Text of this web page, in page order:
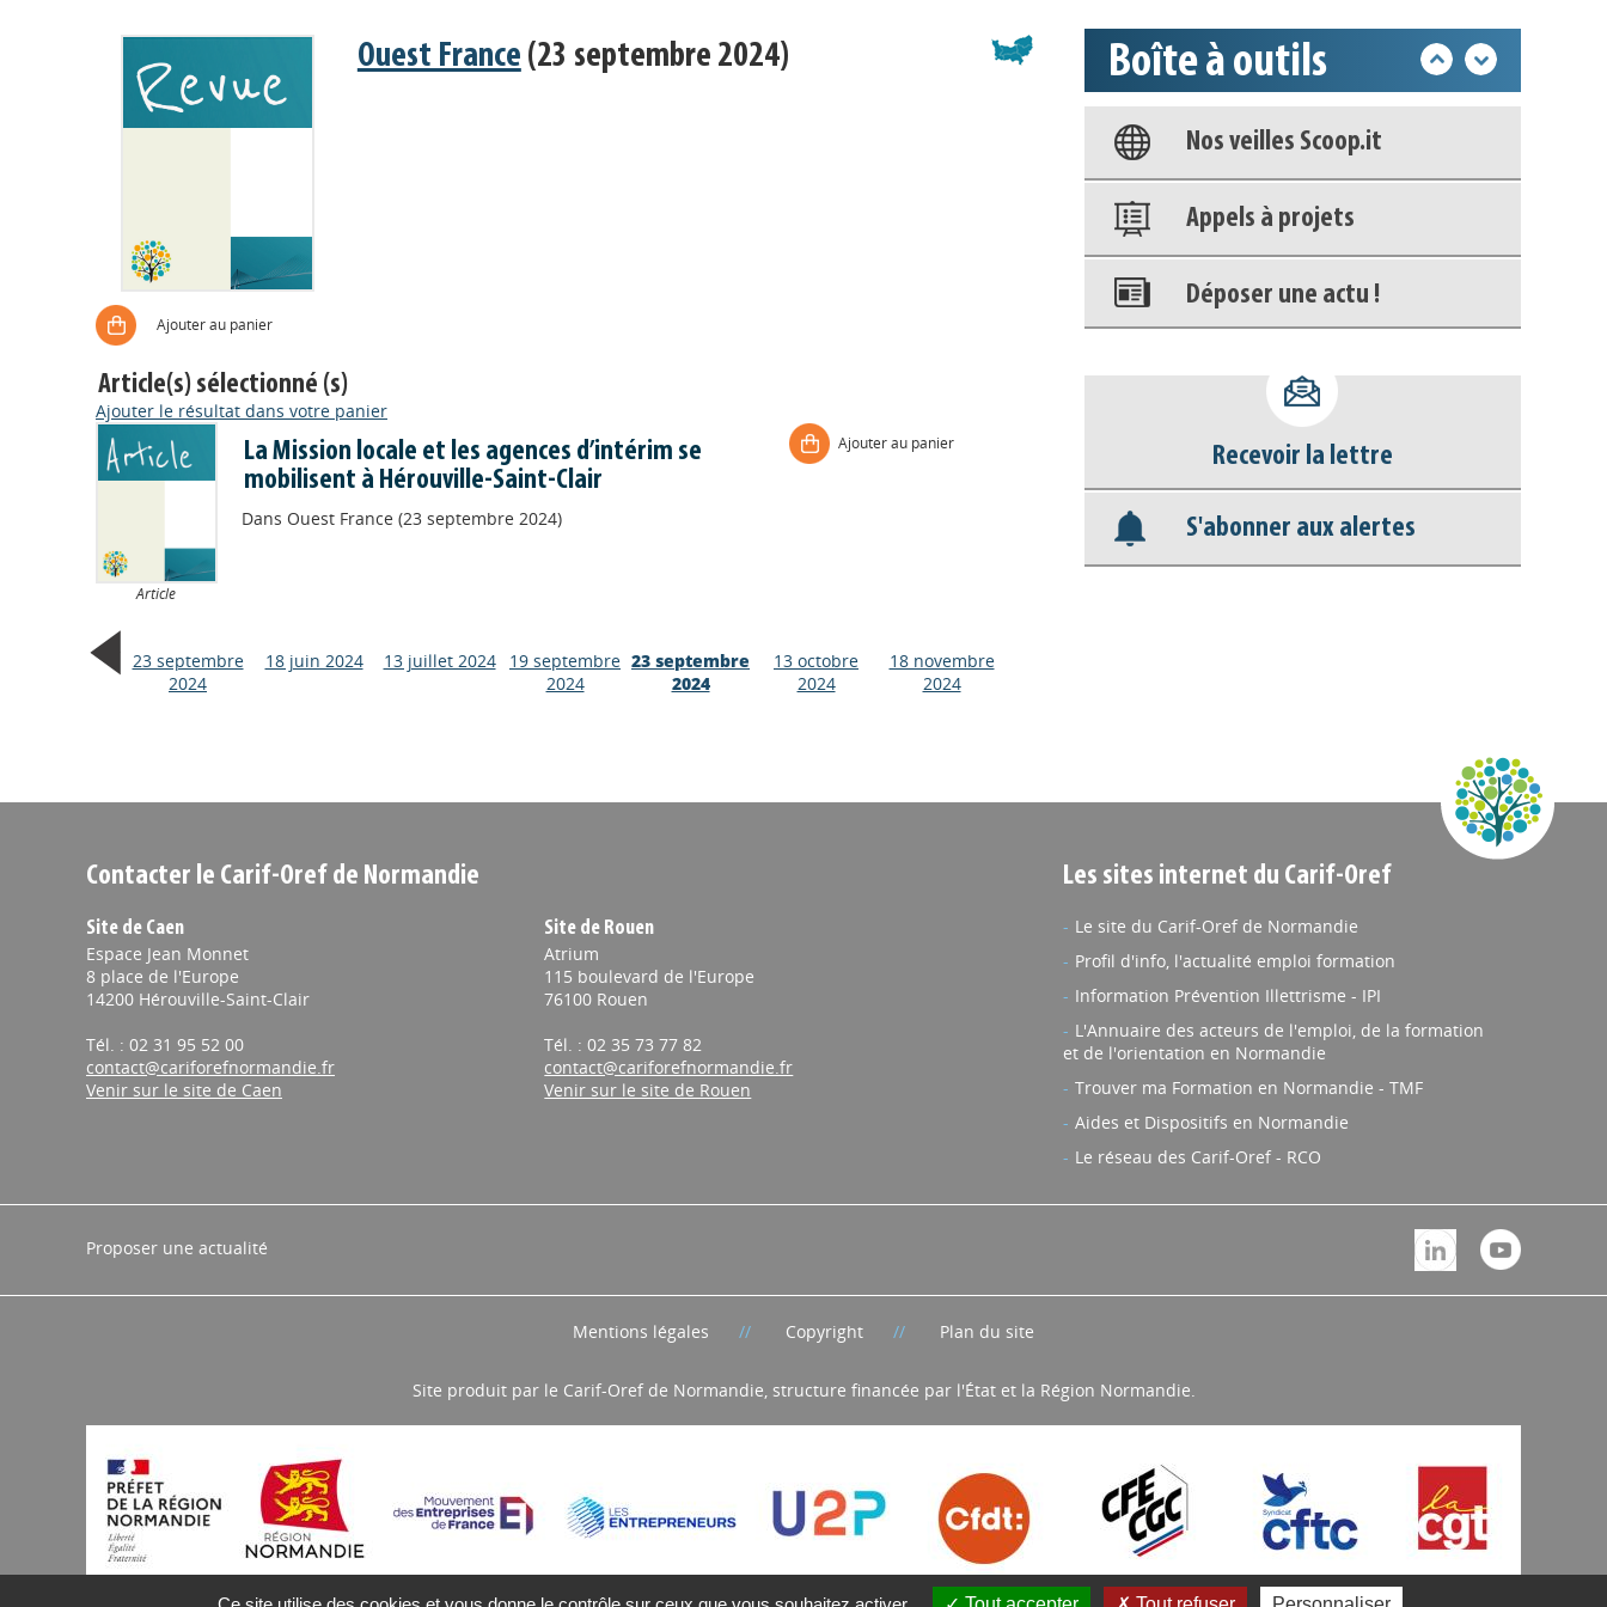
Ajouter au panier
Ouest France (23 septembre 2024)
Article(s) sélectionné (s)
Ajouter le résultat dans votre panier
Article
La Mission locale et les agences d’intérim se
mobilisent à Hérouville-Saint-Clair
Dans Ouest France (23 septembre 2024)
Ajouter au panier
23 septembre
2024
18 juin 2024 13 juillet 2024
19 septembre
2024
23 septembre
2024
13 octobre
2024
18 novembre
2024
Boîte à outils
Base documentaire
Nos veilles Scoop.it
Appels à projets
Déposer une actu !
déconnecter)
Base documentaire
Nos veilles Scoop.it
Recevoir la lettre
S'abonner aux alertes
Contacter le Carif-Oref de Normandie
Site de Caen
Espace Jean Monnet
8 place de l'Europe
14200 Hérouville-Saint-Clair
Tél. : 02 31 95 52 00
contact@cariforefnormandie.fr
Venir sur le site de Caen
Site de Rouen
Atrium
115 boulevard de l'Europe
76100 Rouen
Tél. : 02 35 73 77 82
contact@cariforefnormandie.fr
Venir sur le site de Rouen
Les sites internet du Carif-Oref
Le site du Carif-Oref de Normandie
Profil d'info, l'actualité emploi formation
Information Prévention Illettrisme - IPI
L'Annuaire des acteurs de l'emploi, de la formation
et de l'orientation en Normandie
Trouver ma Formation en Normandie - TMF
Aides et Dispositifs en Normandie
Le réseau des Carif-Oref - RCO
Proposer une actualité
Mentions légales Copyright Plan du site
Site produit par le Carif-Oref de Normandie, structure financée par l'État et la Région Normandie.